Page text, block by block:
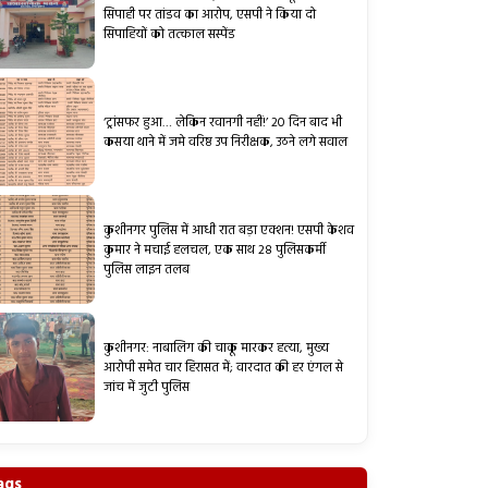
सिपाही पर तांडव का आरोप, एसपी ने किया दो
सिपाहियों को तत्काल सस्पेंड
‘ट्रांसफर हुआ… लेकिन रवानगी नहीं!’ 20 दिन बाद भी
कसया थाने में जमे वरिष्ठ उप निरीक्षक, उठने लगे सवाल
कुशीनगर पुलिस में आधी रात बड़ा एक्शन! एसपी केशव
कुमार ने मचाई हलचल, एक साथ 28 पुलिसकर्मी
पुलिस लाइन तलब
कुशीनगर: नाबालिग की चाकू मारकर हत्या, मुख्य
आरोपी समेत चार हिरासत में; वारदात की हर एंगल से
जांच में जुटी पुलिस